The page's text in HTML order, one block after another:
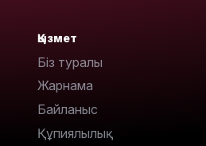
Қызмет
Біз туралы
Жарнама
Байланыс
Құпиялылық